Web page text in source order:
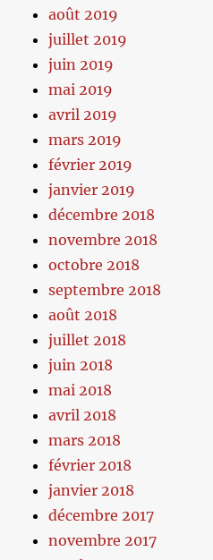
août 2019
juillet 2019
juin 2019
mai 2019
avril 2019
mars 2019
février 2019
janvier 2019
décembre 2018
novembre 2018
octobre 2018
septembre 2018
août 2018
juillet 2018
juin 2018
mai 2018
avril 2018
mars 2018
février 2018
janvier 2018
décembre 2017
novembre 2017